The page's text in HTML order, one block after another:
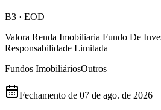
B3 · EOD
Valora Renda Imobiliaria Fundo De
Responsabilidade Limitada
Fundos ImobiliáriosOutros
Fechamento de 07 de ago. de 2026